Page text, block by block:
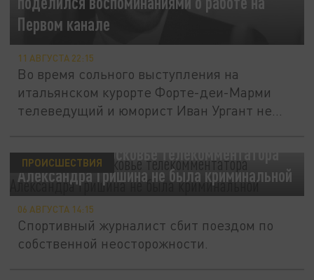
Первом канале
11 АВГУСТА 22:15
Во время сольного выступления на
итальянском курорте Форте-деи-Марми
телеведущий и юморист Иван Ургант не...
Гибель в Подмосковье телекомментатора
Александра Гришина не была криминальной
ПРОИСШЕСТВИЯ
06 АВГУСТА 14:15
Спортивный журналист сбит поездом по
собственной неосторожности.